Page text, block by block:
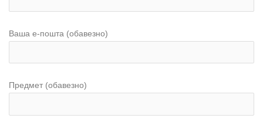
Ваша е-пошта (обавезно)
Предмет (обавезно)